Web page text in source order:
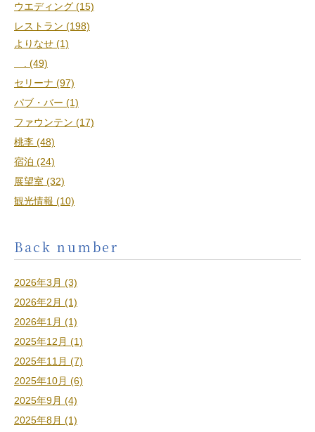
ウエディング (15)
レストラン (198)
よりなせ (1)
. (49)
セリーナ (97)
パブ・バー (1)
ファウンテン (17)
桃李 (48)
宿泊 (24)
展望室 (32)
観光情報 (10)
Back number
2026年3月 (3)
2026年2月 (1)
2026年1月 (1)
2025年12月 (1)
2025年11月 (7)
2025年10月 (6)
2025年9月 (4)
2025年8月 (1)